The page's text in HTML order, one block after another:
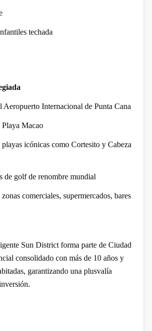
techada
Aeropuerto Internacional de Punta Cana
Macao
icónicas como Cortesito y Cabeza
de golf de renombre mundial
comerciales, supermercados, bares
Sun District forma parte de Ciudad
consolidado con más de 10 años y
garantizando una plusvalía